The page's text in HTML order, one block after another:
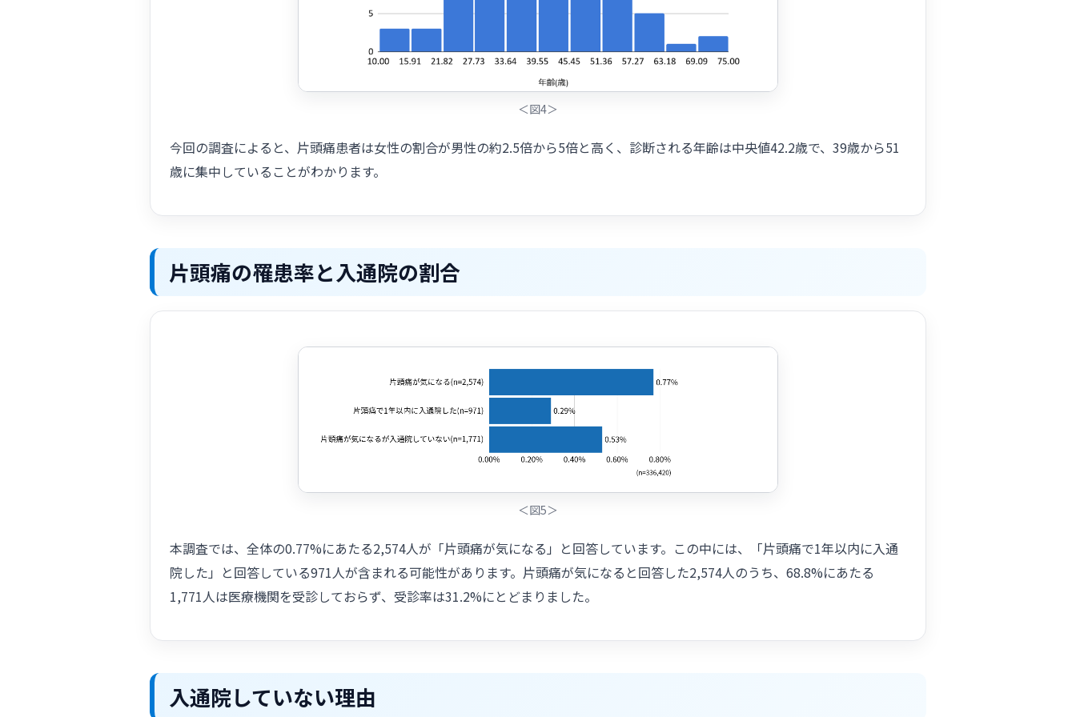
＜図4＞
今回の調査によると、片頭痛患者は女性の割合が男性の約2.5倍から5倍と高く、診断される年齢は中央値42.2歳で、39歳から51
歳に集中していることがわかります。
片頭痛の罹患率と入通院の割合
＜図5＞
本調査では、全体の0.77%にあたる2,574人が「片頭痛が気になる」と回答しています。この中には、「片頭痛で1年以内に入通
院した」と回答している971人が含まれる可能性があります。片頭痛が気になると回答した2,574人のうち、68.8%にあたる
1,771人は医療機関を受診しておらず、受診率は31.2%にとどまりました。
入通院していない理由